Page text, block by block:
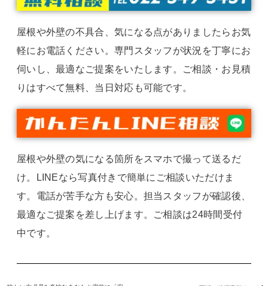
屋根や外壁の不具合、気になる点がありましたらお気
軽にお電話ください。専門スタッフが状況を丁寧にお
伺いし、最適なご提案をいたします。ご相談・お見積
りはすべて無料、当日対応も可能です。
屋根や外壁の気になる箇所をスマホで撮って送るだ
け。LINEなら写真付きで簡単にご相談いただけま
す。電話が苦手な方も安心。担当スタッフが確認後、
最適なご提案を差し上げます。ご相談は24時間受付
中です。